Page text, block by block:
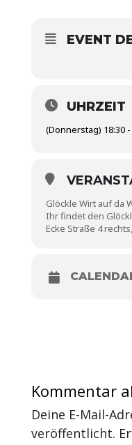
EVENT
UHRZEIT
(Donnerstag) 18:30 -
Glöckle Wirt auf da
Ihr findet den
Ecke Straße 4
Kommentar
Deine E-Mail-
veröffentlicht.